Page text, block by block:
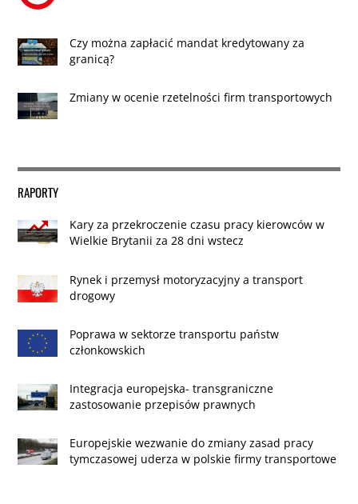
Czy można zapłacić mandat kredytowany za
granicą?
Zmiany w ocenie rzetelności firm transportowych
RAPORTY
Kary za przekroczenie czasu pracy kierowców w
Wielkie Brytanii za 28 dni wstecz
Rynek i przemysł motoryzacyjny a transport
drogowy
Poprawa w sektorze transportu państw
członkowskich
Integracja europejska- transgraniczne
zastosowanie przepisów prawnych
Europejskie wezwanie do zmiany zasad pracy
tymczasowej uderza w polskie firmy transportowe